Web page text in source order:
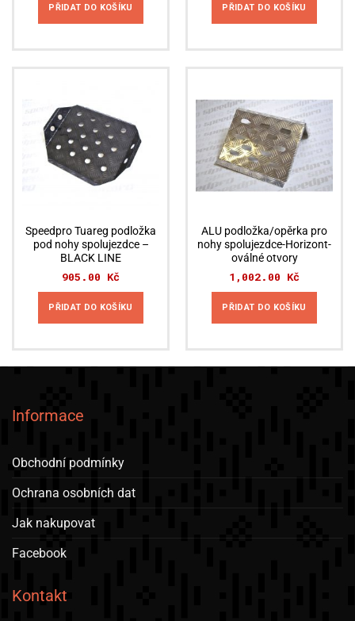
PŘIDAT DO KOŠÍKU PŘIDAT DO KOŠÍKU
Speedpro Tuareg podložka
pod nohy spolujezdce –
BLACK LINE
905.00 Kč
PŘIDAT DO KOŠÍKU
ALU podložka/opěrka pro
nohy spolujezdce-Horizont-
oválné otvory
1,002.00 Kč
PŘIDAT DO KOŠÍKU
Informace
Obchodní podmínky
Ochrana osobních dat
Jak nakupovat
Facebook
Kontakt